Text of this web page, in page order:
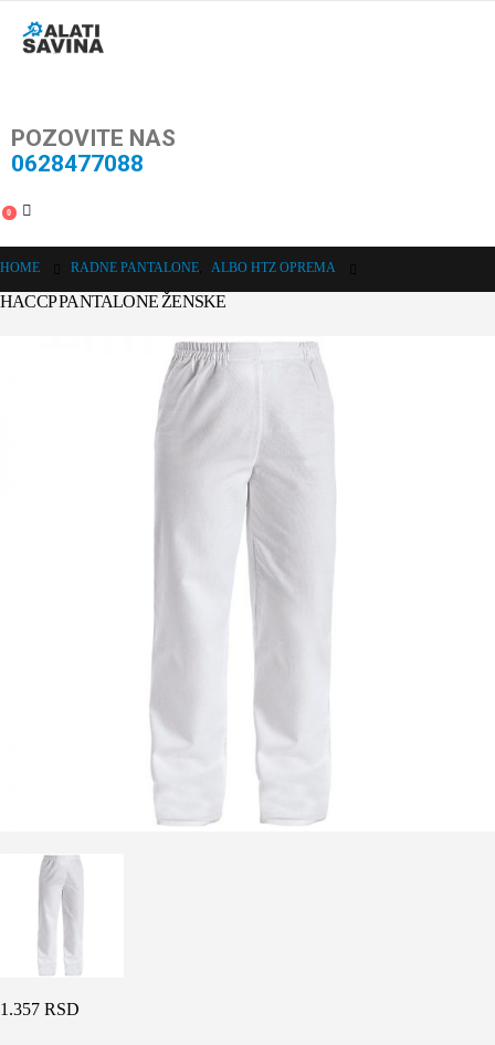
POZOVITE NAS
0628477088
0
HOME RADNE PANTALONE ALBO HTZ OPREMA
HACCP PANTALONE ŽENSKE
1.357 RSD